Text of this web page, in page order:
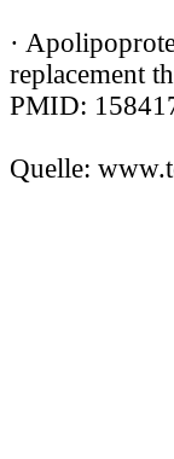
·
replacement
PMID:
Quelle: